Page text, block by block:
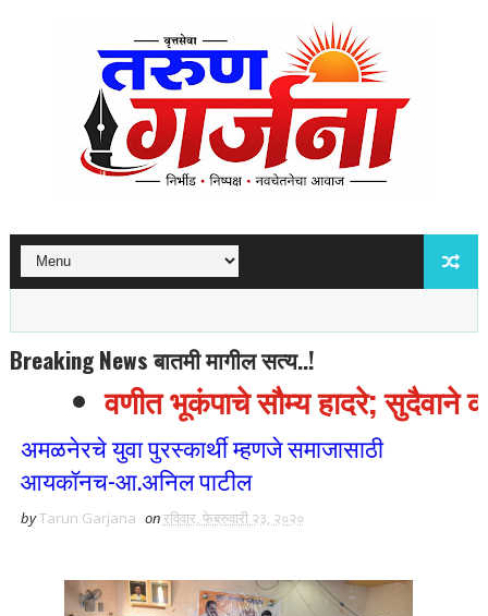
Breaking News बातमी मागील सत्य..!
वणीत भूकंपाचे सौम्य हादरे; सुदैवाने
अमळनेरचे युवा पुरस्कार्थी म्हणजे समाजासाठी
आयकॉनच-आ.अनिल पाटील
byTarun Garjana onरविवार, फेब्रुवारी २३, २०२०